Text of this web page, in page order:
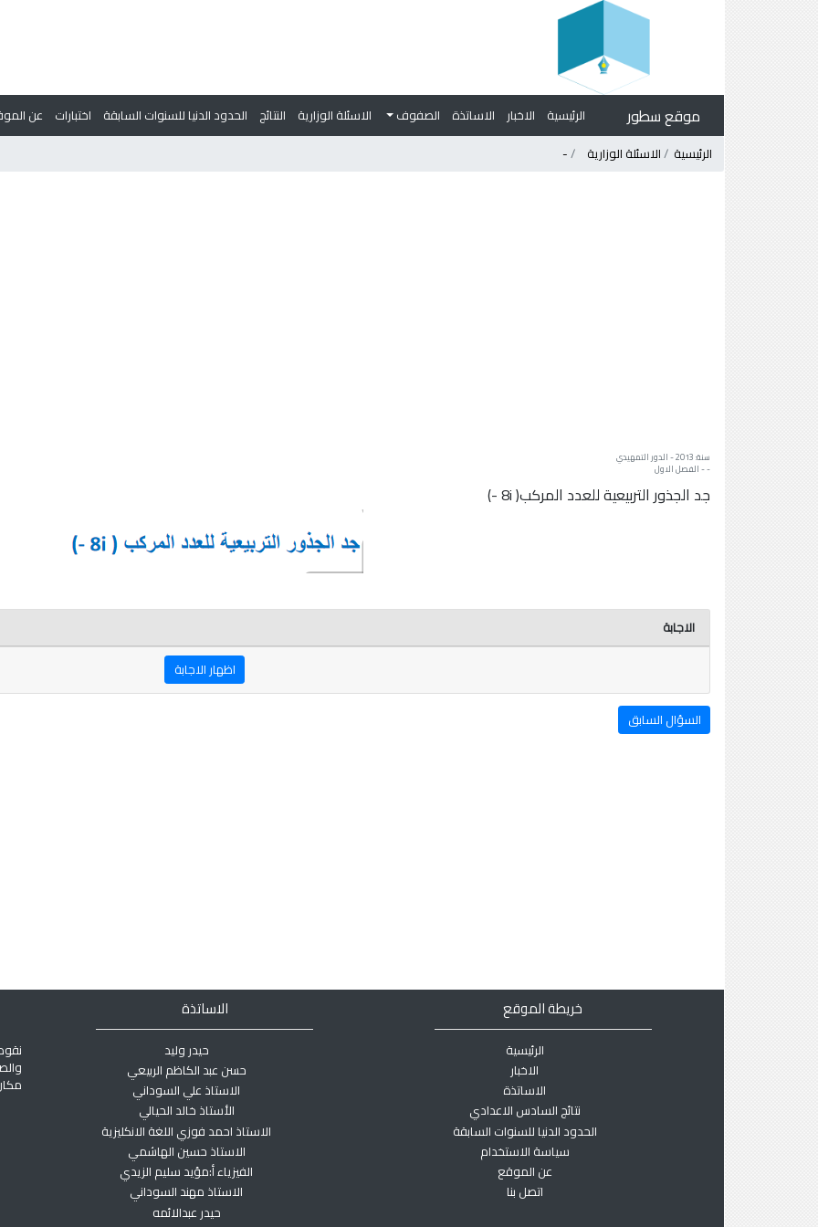
موقع سطور الرئيسية الاخبار الاساتذة الصفوف الاسئلة الوزارية النتائج الحدود الدنيا للسنوات السابقة اختبارات عن
الرئيسية
الاسئلة الوزارية -
سنة: 2013 - الدور التمهيدي
- - الفصل الاول
جد الجذور التربيعية للعدد المركب( 8i -)
الاجابة
اظهار الاجابة
السؤال السابق
خريطة الموقع
الرئيسية
الاخبار
الاساتذة
نتائج السادس الاعدادي
الحدود الدنيا للسنوات السابقة
سياسة الاستخدام
عن الموقع
اتصل بنا
الاساتذة
حيدر وليد
حسن عبد الكاظم الربيعي
الاستاذ علي السوداني
الأستاذ خالد الحيالي
الاستاذ احمد فوزي اللغة الانكليزية
الاستاذ حسين الهاشمي
الفيزياء أ:مؤيد سليم الزيدي
الاستاذ مهند السوداني
حيدر عبدالائمه